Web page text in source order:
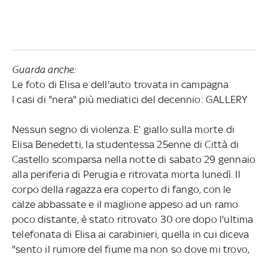
Guarda anche:
Le foto di Elisa e dell'auto trovata in campagna
I casi di "nera" più mediatici del decennio: GALLERY
Nessun segno di violenza. E’ giallo sulla morte di
Elisa Benedetti, la studentessa 25enne di Città di
Castello scomparsa nella notte di sabato 29 gennaio
alla periferia di Perugia e ritrovata morta lunedì. Il
corpo della ragazza era coperto di fango, con le
calze abbassate e il maglione appeso ad un ramo
poco distante, è stato ritrovato 30 ore dopo l'ultima
telefonata di Elisa ai carabinieri, quella in cui diceva
"sento il rumore del fiume ma non so dove mi trovo,